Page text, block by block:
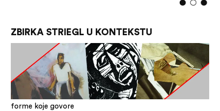
ZBIRKA STRIEGL U KONTEKSTU
forme koje govore